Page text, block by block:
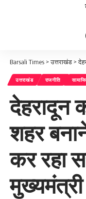
Barsali Times >उत्तराखंड >
उत्तराखंड राजनीति
देहरादून
शहर
कर रहा
मुख्यमंत्री